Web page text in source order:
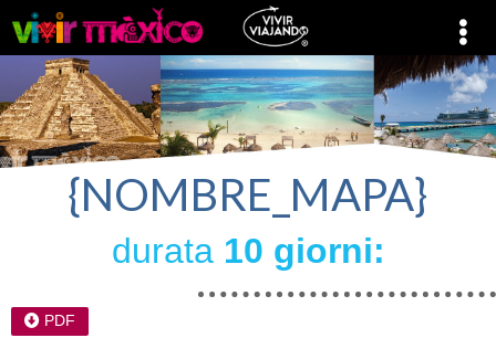
{NOMBRE_MAPA}
durata 10 giorni:
PDF